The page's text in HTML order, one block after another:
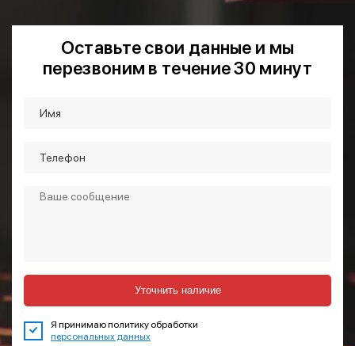
Оставьте свои данные и мы
перезвоним в течение 30 минут
Уточнить наличие
Я принимаю политику обработки
персональных данных